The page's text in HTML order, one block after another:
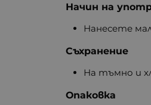
Начин на
Нанесете
Съхранение
На тъмно и
Опаковка